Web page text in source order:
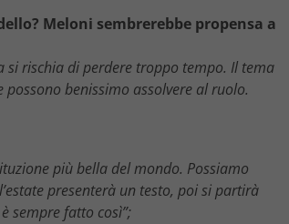
Meloni sembrerebbe propensa a
si rischia di perdere troppo tempo. Il tema
benissimo assolvere al ruolo.
più bella del mondo. Possiamo
presenterà un testo, poi si partirà
sempre fatto così”;